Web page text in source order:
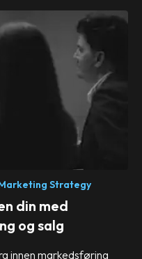
Strategy
din med
og salg
innen markedsføring